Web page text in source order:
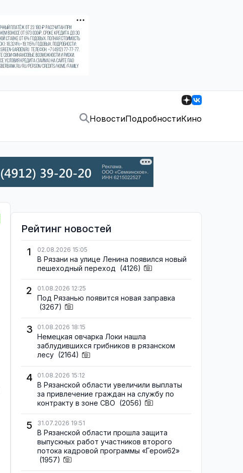
НовостиПодробностиКино
Рейтинг новостей
1
02.08.2026 15:05
В Рязани на улице Ленина появился новый
пешеходный переход (4126)
2 01.08.2026 12:25
Под Рязанью появится новая заправка
(3267)
3 01.08.2026 18:15
Немецкая овчарка Локи нашла
заблудившихся грибников в рязанском
лесу (2164)
4 01.08.2026 15:12
В Рязанской области увеличили выплаты
за привлечение граждан на службу по
контракту в зоне СВО (2056)
5 31.07.2026 19:51
В Рязанской области прошла защита
выпускных работ участников второго
потока кадровой программы «Герои62»
(1957)